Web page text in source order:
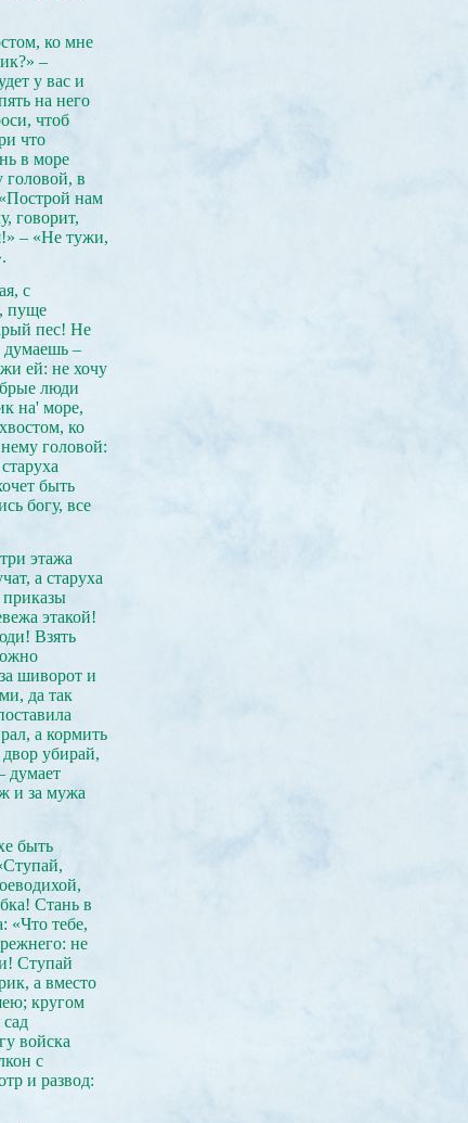
ко мне
–
у вас и
на него
чтоб
что
в море
головой, в
нам
говорит,
– «Не тужи,
с
пуще
пес! Не
думаешь –
ей: не хочу
люди
на' море,
ко
головой:
быть
богу, все
этажа
а старуха
приказы
этакой!
Взять
шиворот и
да так
а кормить
убирай,
думает
и за мужа
быть
Стань в
«Что тебе,
не
Ступай
а вместо
кругом
войска
с
и развод: